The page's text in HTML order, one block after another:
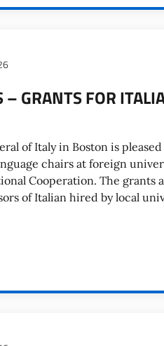
GRANTS FOR
of Italy in Boston is
chairs at foreign
Cooperation. The
of Italian hired by local